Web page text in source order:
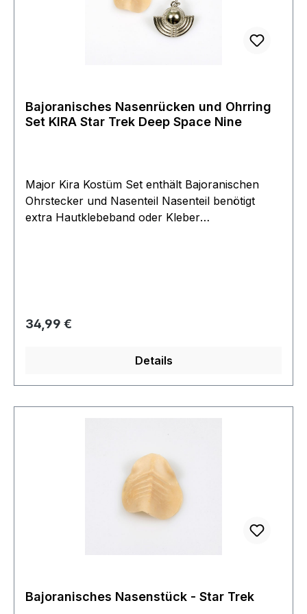
Bajoranisches Nasenrücken und Ohrring
Set KIRA Star Trek Deep Space Nine
Major Kira Kostüm Set enthält Bajoranischen
Ohrstecker und Nasenteil Nasenteil benötigt
extra Hautklebeband oder Kleber
Regulärer Preis:
34,99 €
Details
Bajoranisches Nasenstück - Star Trek